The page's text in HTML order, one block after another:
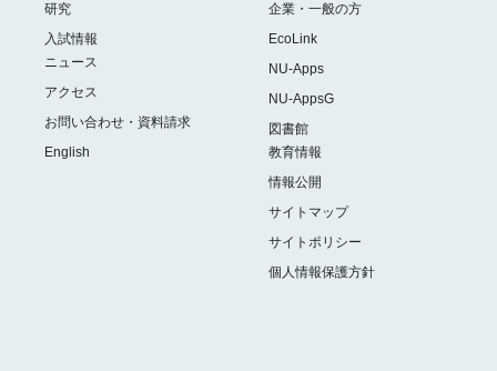
研究
入試情報
ニュース
アクセス
お問い合わせ・資料請求
English
企業・一般の方
EcoLink
NU-Apps
NU-AppsG
図書館
教育情報
情報公開
サイトマップ
サイトポリシー
個人情報保護方針